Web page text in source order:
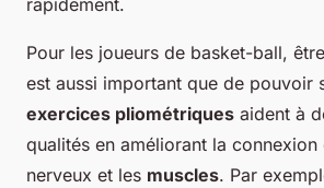
Pour les joueurs de basket-ball,
est aussi important que de pouvoir
exercices pliométriques aident à
qualités en améliorant la connexion
nerveux et les muscles. Par